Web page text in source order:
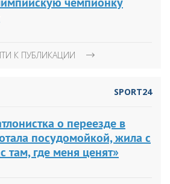
К ПУБЛИКАЦИИ
SPORT24
о переезде в
посудомойкой, жила с
там, где меня ценят»